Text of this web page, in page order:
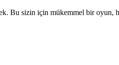
Bu sizin için mükemmel bir oyun,